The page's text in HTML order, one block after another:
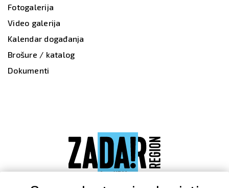
Fotogalerija
Video galerija
Kalendar događanja
Brošure / katalog
Dokumenti